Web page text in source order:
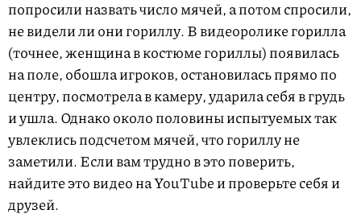
попросили назвать число мячей, а потом спросили,
не видели ли они гориллу. В видеоролике горилла
(точнее, женщина в костюме гориллы) появилась
на поле, обошла игроков, остановилась прямо по
центру, посмотрела в камеру, ударила себя в грудь
и ушла. Однако около половины испытуемых так
увлеклись подсчетом мячей, что гориллу не
заметили. Если вам трудно в это поверить,
найдите это видео на YouTube и проверьте себя и
друзей.